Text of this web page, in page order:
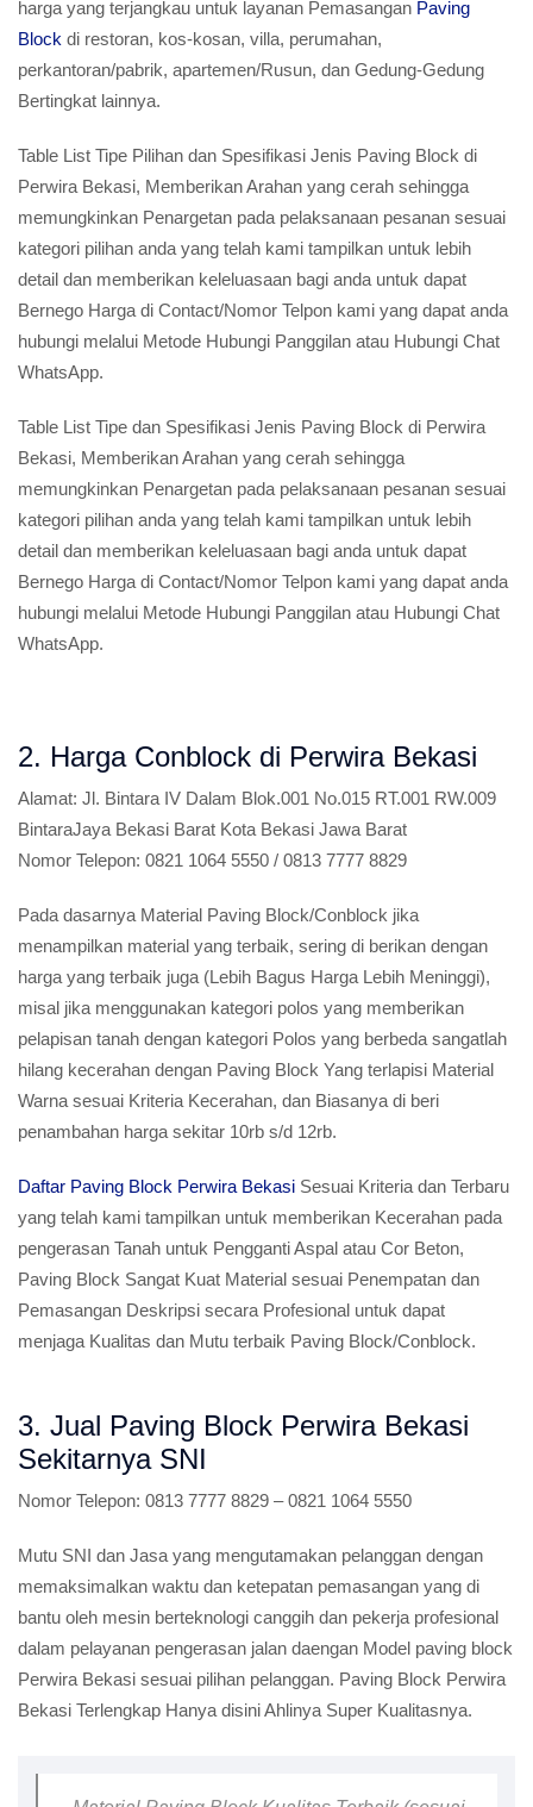
harga yang terjangkau untuk layanan Pemasangan Paving
Block di restoran, kos-kosan, villa, perumahan,
perkantoran/pabrik, apartemen/Rusun, dan Gedung-Gedung
Bertingkat lainnya.
Table List Tipe Pilihan dan Spesifikasi Jenis Paving Block di
Perwira Bekasi, Memberikan Arahan yang cerah sehingga
memungkinkan Penargetan pada pelaksanaan pesanan sesuai
kategori pilihan anda yang telah kami tampilkan untuk lebih
detail dan memberikan keleluasaan bagi anda untuk dapat
Bernego Harga di Contact/Nomor Telpon kami yang dapat anda
hubungi melalui Metode Hubungi Panggilan atau Hubungi Chat
WhatsApp.
Table List Tipe dan Spesifikasi Jenis Paving Block di Perwira
Bekasi, Memberikan Arahan yang cerah sehingga
memungkinkan Penargetan pada pelaksanaan pesanan sesuai
kategori pilihan anda yang telah kami tampilkan untuk lebih
detail dan memberikan keleluasaan bagi anda untuk dapat
Bernego Harga di Contact/Nomor Telpon kami yang dapat anda
hubungi melalui Metode Hubungi Panggilan atau Hubungi Chat
WhatsApp.
2. Harga Conblock di Perwira Bekasi
Alamat: Jl. Bintara IV Dalam Blok.001 No.015 RT.001 RW.009
BintaraJaya Bekasi Barat Kota Bekasi Jawa Barat
Nomor Telepon: 0821 1064 5550 / 0813 7777 8829
Pada dasarnya Material Paving Block/Conblock jika
menampilkan material yang terbaik, sering di berikan dengan
harga yang terbaik juga (Lebih Bagus Harga Lebih Meninggi),
misal jika menggunakan kategori polos yang memberikan
pelapisan tanah dengan kategori Polos yang berbeda sangatlah
hilang kecerahan dengan Paving Block Yang terlapisi Material
Warna sesuai Kriteria Kecerahan, dan Biasanya di beri
penambahan harga sekitar 10rb s/d 12rb.
Daftar Paving Block Perwira Bekasi Sesuai Kriteria dan Terbaru
yang telah kami tampilkan untuk memberikan Kecerahan pada
pengerasan Tanah untuk Pengganti Aspal atau Cor Beton,
Paving Block Sangat Kuat Material sesuai Penempatan dan
Pemasangan Deskripsi secara Profesional untuk dapat
menjaga Kualitas dan Mutu terbaik Paving Block/Conblock.
3. Jual Paving Block Perwira Bekasi
Sekitarnya SNI
Nomor Telepon: 0813 7777 8829 – 0821 1064 5550
Mutu SNI dan Jasa yang mengutamakan pelanggan dengan
memaksimalkan waktu dan ketepatan pemasangan yang di
bantu oleh mesin berteknologi canggih dan pekerja profesional
dalam pelayanan pengerasan jalan daengan Model paving block
Perwira Bekasi sesuai pilihan pelanggan. Paving Block Perwira
Bekasi Terlengkap Hanya disini Ahlinya Super Kualitasnya.